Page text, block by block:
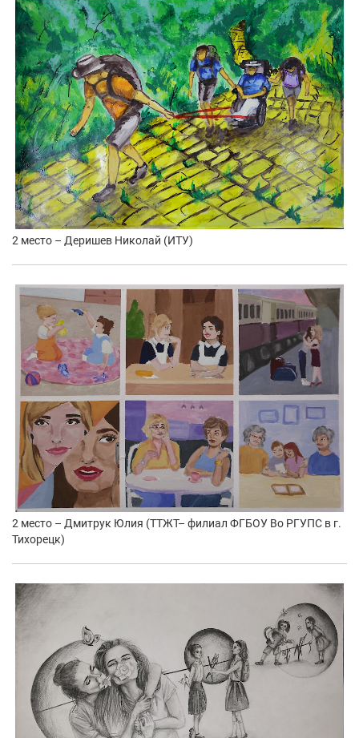
2 место – Деришев Николай (ИТУ)
2 место – Дмитрук Юлия (ТТЖТ– филиал ФГБОУ Во РГУПС в г.
Тихорецк)